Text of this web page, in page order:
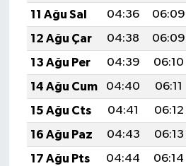
11 Ağu Sal
04:36 06:09
12 Ağu Çar
04:38 06:09
13 Ağu Per
04:39 06:10
14 Ağu Cum
04:40 06:11
15 Ağu Cts
04:41 06:12
16 Ağu Paz
04:43 06:13
17 Ağu Pts
04:44 06:14